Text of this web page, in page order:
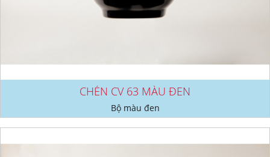
CHÉN CV 63 MÀU ĐEN
Bộ màu đen